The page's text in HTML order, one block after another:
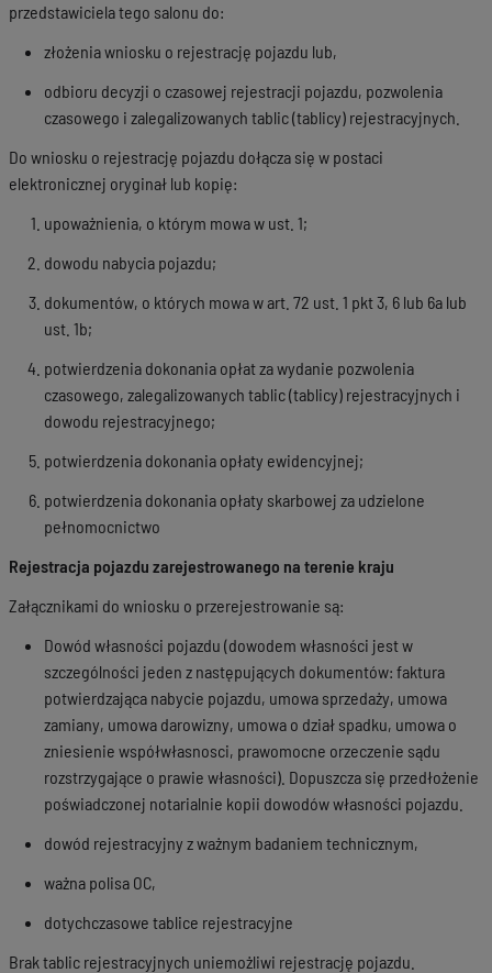
przedstawiciela tego salonu do:
złożenia wniosku o rejestrację pojazdu lub,
odbioru decyzji o czasowej rejestracji pojazdu, pozwolenia
czasowego i zalegalizowanych tablic (tablicy) rejestracyjnych.
Do wniosku o rejestrację pojazdu dołącza się w postaci
elektronicznej oryginał lub kopię:
upoważnienia, o którym mowa w ust. 1;
dowodu nabycia pojazdu;
dokumentów, o których mowa w art. 72 ust. 1 pkt 3, 6 lub 6a lub
ust. 1b;
potwierdzenia dokonania opłat za wydanie pozwolenia
czasowego, zalegalizowanych tablic (tablicy) rejestracyjnych i
dowodu rejestracyjnego;
potwierdzenia dokonania opłaty ewidencyjnej;
potwierdzenia dokonania opłaty skarbowej za udzielone
pełnomocnictwo
Rejestracja pojazdu zarejestrowanego na terenie kraju
Załącznikami do wniosku o przerejestrowanie są:
Dowód własności pojazdu (dowodem własności jest w
szczególności jeden z następujących dokumentów: faktura
potwierdzająca nabycie pojazdu, umowa sprzedaży, umowa
zamiany, umowa darowizny, umowa o dział spadku, umowa o
zniesienie współwłasnosci, prawomocne orzeczenie sądu
rozstrzygające o prawie własności). Dopuszcza się przedłożenie
poświadczonej notarialnie kopii dowodów własności pojazdu.
dowód rejestracyjny z ważnym badaniem technicznym,
ważna polisa OC,
dotychczasowe tablice rejestracyjne
Brak tablic rejestracyjnych uniemożliwi rejestrację pojazdu.